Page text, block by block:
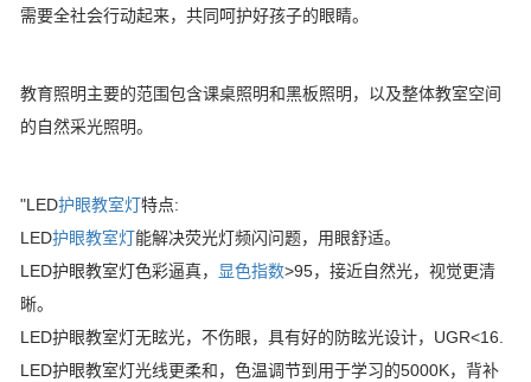
需要全社会行动起来，共同呵护好孩子的眼睛。
教育照明主要的范围包含课桌照明和黑板照明，以及整体教室空间
的自然采光照明。
"LED护眼教室灯特点:
LED护眼教室灯能解决荧光灯频闪问题，用眼舒适。
LED护眼教室灯色彩逼真，
显色指数>95，接近自然光，视觉更清
晰。
LED护眼教室灯无眩光，不伤眼，具有好的防眩光设计，UGR<16.
LED护眼教室灯光线更柔和，色温调节到用于学习的5000K，背补